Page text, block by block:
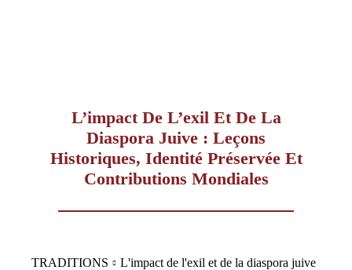
L’impact De L’exil Et De La
Diaspora Juive : Leçons
Historiques, Identité Préservée Et
Contributions Mondiales
TRADITIONS
L'impact de l'exil et de la diaspora juive